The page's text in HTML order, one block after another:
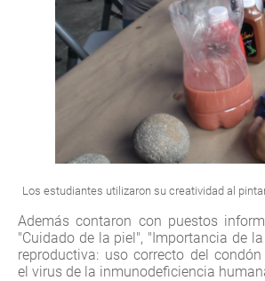
Los estudiantes utilizaron su creatividad al
Además contaron con puestos
"Cuidado de la piel", "Importancia de
reproductiva: uso correcto del
el virus de la inmunodeficiencia